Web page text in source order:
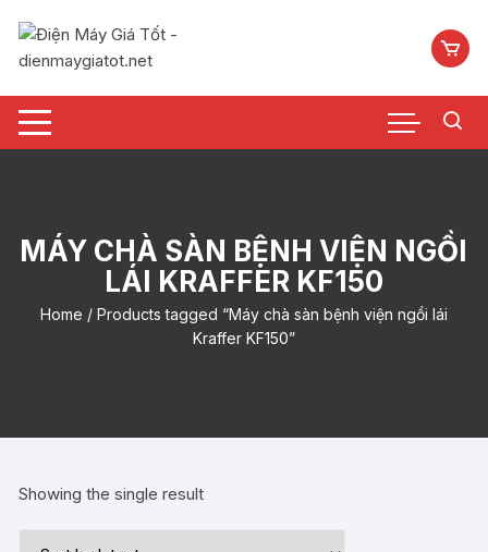
nội
MÁY CHÀ SÀN BỆNH VIỆN NGỒI
LÁI KRAFFER KF150
Home / Products tagged “Máy chà sàn bệnh viện ngồi lái
Kraffer KF150”
Showing the single result